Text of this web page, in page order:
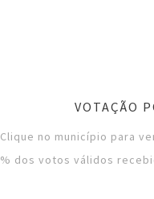
VOTAÇÃO
Clique no município para
% dos votos válidos